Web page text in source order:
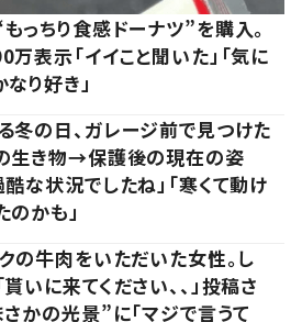
っちり食感ドーナツ”を購入。
表示「イイこと聞いた」「気に
なり好き」
冬の日、ガレージ前で見つけた
生き物→保護後の現在の姿
な状況でしたね」「寒くて動け
のかも」
の牛肉をいただいた女性。し
いに来てください、、」投稿さ
かの光景”に「マジで言うて